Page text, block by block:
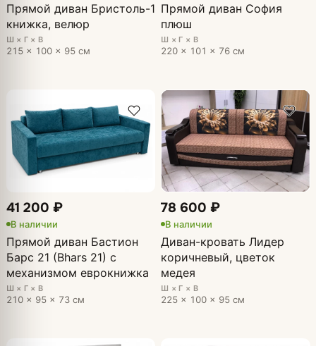
Прямой диван Бристоль-1
книжка, велюр
Ш × Г × В
215 × 100 × 95 см
Прямой диван София
плюш
Ш × Г × В
220 × 101 × 76 см
41 200 ₽
В наличии
Прямой диван Бастион
Барс 21 (Bhars 21) с
механизмом еврокнижка
Ш × Г × В
210 × 95 × 73 см
78 600 ₽
В наличии
Диван-кровать Лидер
коричневый, цветок
медея
Ш × Г × В
225 × 100 × 95 см